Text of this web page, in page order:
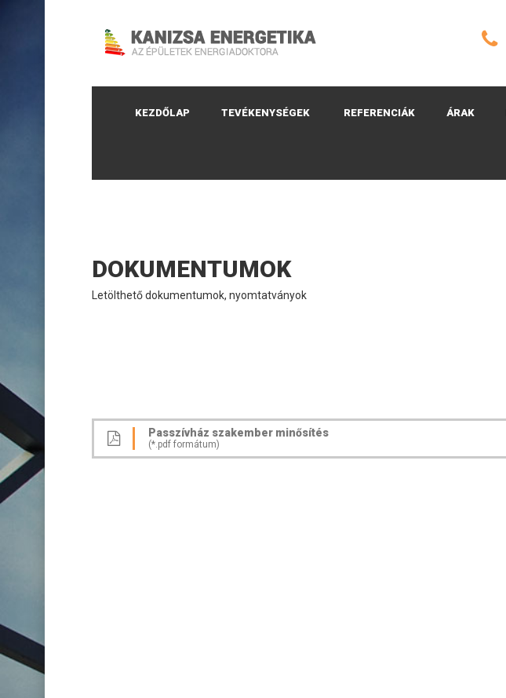
KEZDŐLAP TEVÉKENYSÉGEK REFERENCIÁK ÁRAK
DOKUMENTUMOK
Letölthető dokumentumok, nyomtatványok
Passzívház szakember minősítés
(*.pdf formátum)